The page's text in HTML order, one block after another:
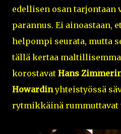
edellisen osan tarjontaan
parannus. Ei ainoastaan,
helpompi seurata, mutta
tällä kertaa
korostavat Hans
Howardinyhteistyössä
rytmikkäinä